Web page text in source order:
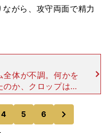
がら、攻守両面で精力
全体が不調。何かを
か、クロップは前
南野のパフォーマ
だけでの交代は、
マ
4 5 6
のページへ